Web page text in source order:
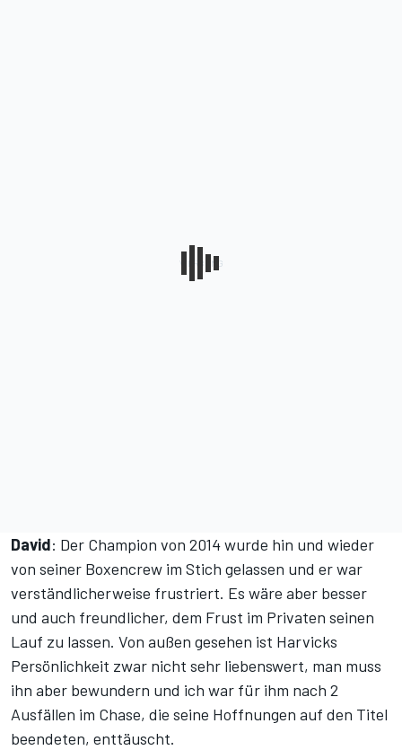
David: Der Champion von 2014 wurde hin und wieder
von seiner Boxencrew im Stich gelassen und er war
verständlicherweise frustriert. Es wäre aber besser
und auch freundlicher, dem Frust im Privaten seinen
Lauf zu lassen. Von außen gesehen ist Harvicks
Persönlichkeit zwar nicht sehr liebenswert, man muss
ihn aber bewundern und ich war für ihm nach 2
Ausfällen im Chase, die seine Hoffnungen auf den Titel
beendeten, enttäuscht.